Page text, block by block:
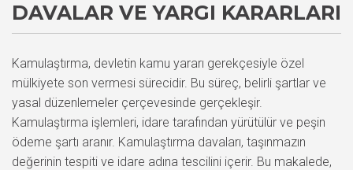
DAVALAR VE YARGI KARARLARI
Kamulaştırma, devletin kamu yararı gerekçesiyle özel
mülkiyete son vermesi sürecidir. Bu süreç, belirli şartlar ve
yasal düzenlemeler çerçevesinde gerçekleşir.
Kamulaştırma işlemleri, idare tarafından yürütülür ve peşin
ödeme şartı aranır. Kamulaştırma davaları, taşınmazın
değerinin tespiti ve idare adına tescilini içerir. Bu makalede,